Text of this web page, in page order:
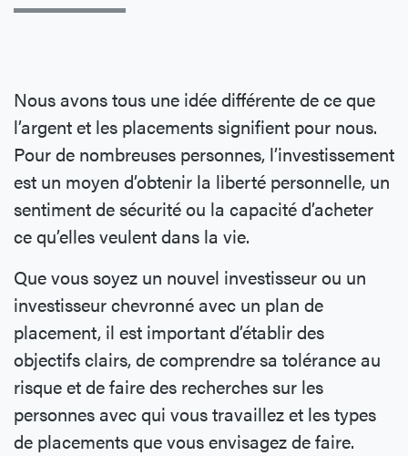
Nous avons tous une idée différente de ce que
l’argent et les placements signifient pour nous.
Pour de nombreuses personnes, l’investissement
est un moyen d’obtenir la liberté personnelle, un
sentiment de sécurité ou la capacité d’acheter
ce qu’elles veulent dans la vie.
Que vous soyez un nouvel investisseur ou un
investisseur chevronné avec un plan de
placement, il est important d’établir des
objectifs clairs, de comprendre sa tolérance au
risque et de faire des recherches sur les
personnes avec qui vous travaillez et les types
de placements que vous envisagez de faire.